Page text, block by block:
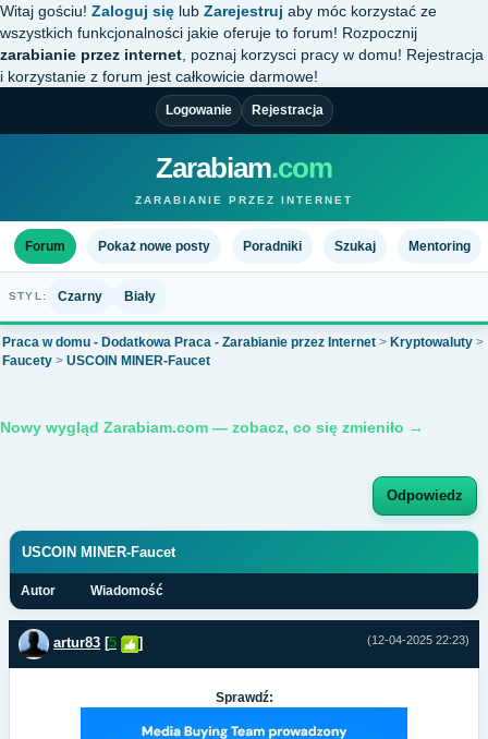
Witaj gościu! Zaloguj się lub Zarejestruj aby móc korzystać ze
wszystkich funkcjonalności jakie oferuje to forum! Rozpocznij
zarabianie przez internet , poznaj korzysci pracy w domu! Rejestracja
i korzystanie z forum jest całkowicie darmowe!
Logowanie Rejestracja
Zarabiam.com
ZARABIANIE PRZEZ INTERNET
Forum Pokaż nowe posty Poradniki Szukaj Mentoring
STYL: Czarny Biały
Praca w domu - Dodatkowa Praca - Zarabianie przez Internet > Kryptowaluty >
Faucety > USCOIN MINER-Faucet
Nowy wygląd Zarabiam.com — zobacz, co się zmieniło →
Odpowiedz
USCOIN MINER-Faucet
Autor Wiadomość
(12-04-2025 22:23)
artur83 [5 ]
Sprawdź: